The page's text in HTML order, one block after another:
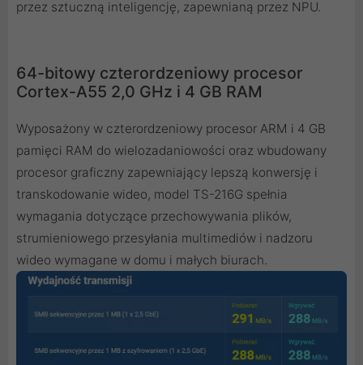
przez sztuczną inteligencję, zapewnianą przez NPU.
64-bitowy czterordzeniowy procesor
Cortex-A55 2,0 GHz i 4 GB RAM
Wyposażony w czterordzeniowy procesor ARM i 4 GB
pamięci RAM do wielozadaniowości oraz wbudowany
procesor graficzny zapewniający lepszą konwersję i
transkodowanie wideo, model TS-216G spełnia
wymagania dotyczące przechowywania plików,
strumieniowego przesyłania multimediów i nadzoru
wideo wymagane w domu i małych biurach.